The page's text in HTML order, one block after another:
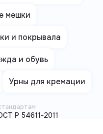
Р 54611-2011
на сайтах сторонних
мешки
и покрывала
и обувь
Урны для кремации